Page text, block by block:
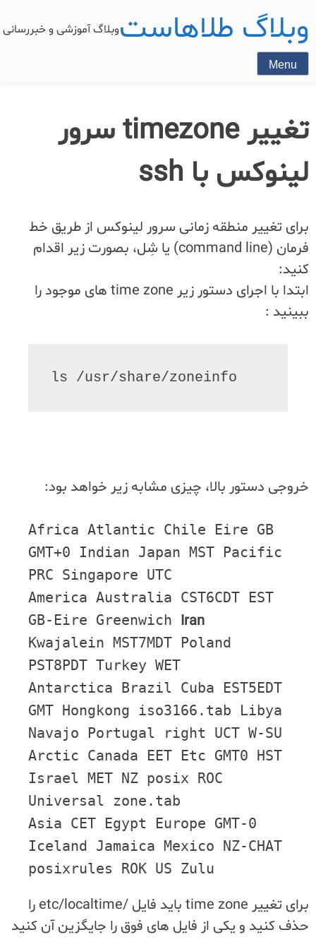
وبلاگ طلاهاستوبلاگ آموزشی و
Menu
تغییر timezone سرور
لینوکس با ssh
برای تغییر منطقه زمانی سرور لینوکس از طریق خط
فرمان (command line) یا شِل، بصورت زیر اقدام
کنید:
ابتدا با اجرای دستور زیر time zone های موجود را
ببینید :
ls /usr/share/zoneinfo
خروجی دستور بالا، چیزی مشابه زیر خواهد بود:
Africa Atlantic Chile Eire GB
GMT+0 Indian Japan MST Pacific
PRC Singapore UTC
America Australia CST6CDT EST
GB-Eire Greenwich Iran
Kwajalein MST7MDT Poland
PST8PDT Turkey WET
Antarctica Brazil Cuba EST5EDT
GMT Hongkong iso3166.tab Libya
Navajo Portugal right UCT W-SU
Arctic Canada EET Etc GMT0 HST
Israel MET NZ posix ROC
Universal zone.tab
Asia CET Egypt Europe GMT-0
Iceland Jamaica Mexico NZ-CHAT
posixrules ROK US Zulu
برای تغییر time zone باید فایل /etc/localtime را
حذف کنید و یکی از فایل های فوق را جایگزین آن کنید